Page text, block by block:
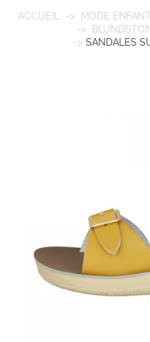
ACCUEIL MODE ENFANT
SANDALES